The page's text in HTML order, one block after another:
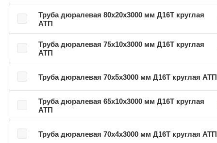
Труба дюралевая 80х20х3000 мм Д16Т круглая
АТП
Труба дюралевая 75х10х3000 мм Д16Т круглая
АТП
Труба дюралевая 70х5х3000 мм Д16Т круглая АТП
Труба дюралевая 65х10х3000 мм Д16Т круглая
АТП
Труба дюралевая 70х4х3000 мм Д16Т круглая АТП